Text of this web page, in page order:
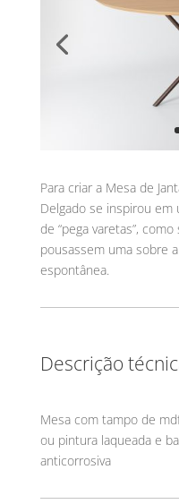
Para criar a Mesa de
Delgado se inspirou em
de “pega varetas”,
pousassem uma sobre
espontânea.
Descrição
Mesa com tampo de
ou pintura laqueada e
anticorrosiva